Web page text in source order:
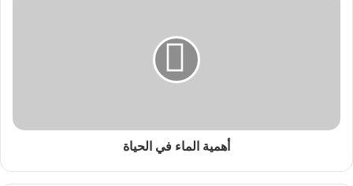
أهمية الماء في الحياة